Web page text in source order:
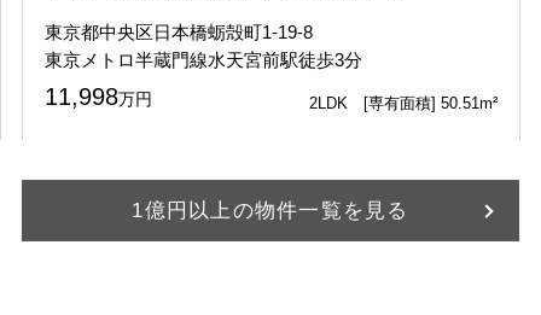
東京都中央区日本橋蛎殻町1-19-8
東京メトロ半蔵門線水天宮前駅徒歩3分
11,998万円 2LDK [専有面積] 50.51m²
1億円以上の物件一覧を見る